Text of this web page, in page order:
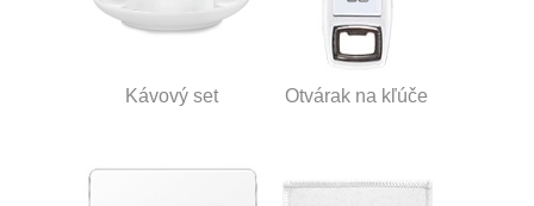
Kávový set Otvárak na kľúče